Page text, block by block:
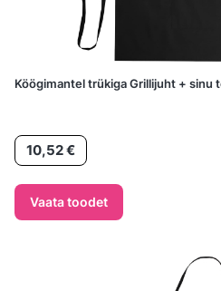
Köögimantel trükiga Grillijuht + sinu
Hind10,52 €
Vaata toodet